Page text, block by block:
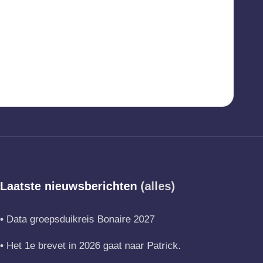
Laatste nieuwsberichten (alles)
Data groepsduikreis Bonaire 2027
Het 1e brevet in 2026 gaat naar Patrick.